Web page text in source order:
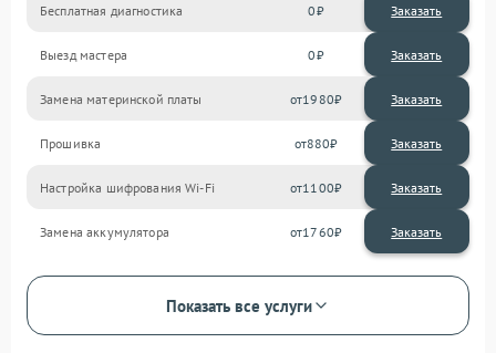
Бесплатная диагностика 0 Заказать
Выезд мастера 0 Заказать
Замена материнской платы 1980
Прошивка 880
Настройка шифрования Wi-Fi 1100
Замена аккумулятора 1760
Показать все услуги